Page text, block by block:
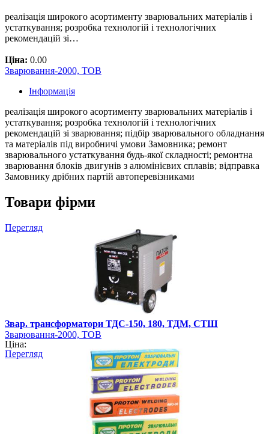
реалізація широкого асортименту зварювальних матеріалів і
устаткування; розробка технологій і технологічних
рекомендацій зі…
Ціна: 0.00
Зварювання-2000, ТОВ
Інформація
реалізація широкого асортименту зварювальних матеріалів і
устаткування; розробка технологій і технологічних
рекомендацій зі зварювання; підбір зварювального обладнання
та матеріалів під виробничі умови Замовника; ремонт
зварювального устаткування будь-якої складності; ремонтна
зварювання блоків двигунів з алюмінієвих сплавів; відправка
Замовнику дрібних партій автоперевізниками
Товари фірми
Перегляд
Звар. трансформатори ТДС-150, 180, ТДМ, СТШ
Зварювання-2000, ТОВ
Ціна:
Перегляд